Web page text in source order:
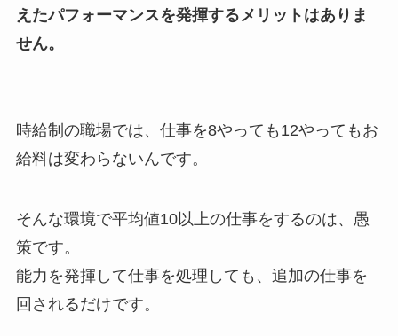
えたパフォーマンスを発揮するメリットはありま
せん。
時給制の職場では、仕事を8やっても12やってもお
給料は変わらないんです。
そんな環境で平均値10以上の仕事をするのは、愚
策です。
能力を発揮して仕事を処理しても、追加の仕事を
回されるだけです。